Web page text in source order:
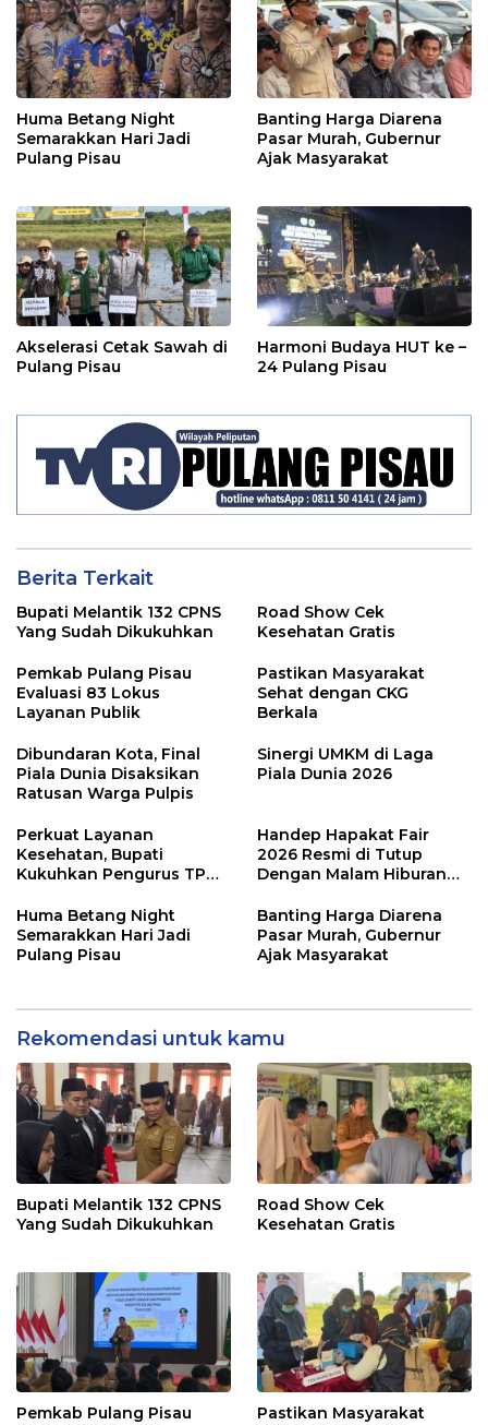
Huma Betang Night
Semarakkan Hari Jadi
Pulang Pisau
Banting Harga Diarena
Pasar Murah, Gubernur
Ajak Masyarakat
Akselerasi Cetak Sawah di
Pulang Pisau
Harmoni Budaya HUT ke –
24 Pulang Pisau
Berita Terkait
Bupati Melantik 132 CPNS
Yang Sudah Dikukuhkan
Road Show Cek
Kesehatan Gratis
Pemkab Pulang Pisau
Evaluasi 83 Lokus
Layanan Publik
Pastikan Masyarakat
Sehat dengan CKG
Berkala
Dibundaran Kota, Final
Piala Dunia Disaksikan
Ratusan Warga Pulpis
Sinergi UMKM di Laga
Piala Dunia 2026
Perkuat Layanan
Kesehatan, Bupati
Kukuhkan Pengurus TP
Handep Hapakat Fair
2026 Resmi di Tutup
Dengan Malam Hiburan
Huma Betang Night
Semarakkan Hari Jadi
Pulang Pisau
Banting Harga Diarena
Pasar Murah, Gubernur
Ajak Masyarakat
Rekomendasi untuk kamu
Bupati Melantik 132 CPNS
Yang Sudah Dikukuhkan
Road Show Cek
Kesehatan Gratis
Pemkab Pulang Pisau
Pastikan Masyarakat